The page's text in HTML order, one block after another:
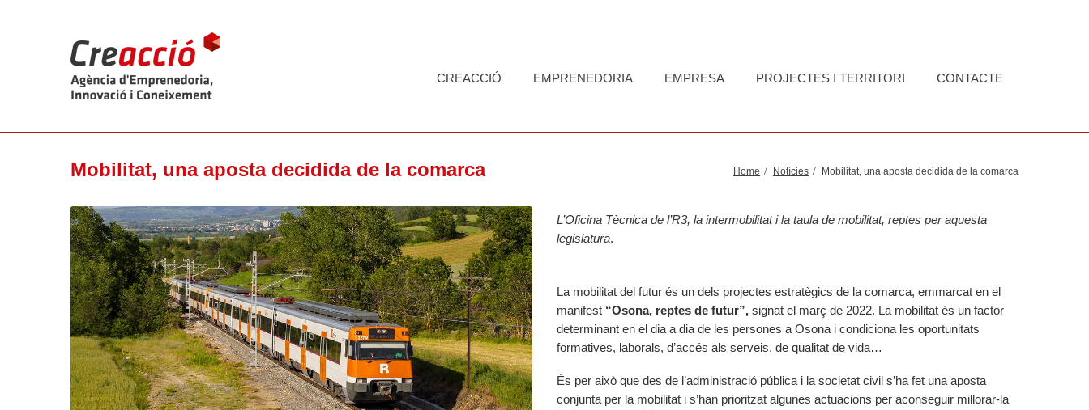
CREACCIÓ EMPRENEDORIA EMPRESA PROJECTES I TERRITORI CONTACTE
Mobilitat, una aposta decidida de la comarca Home Notícies Mobilitat, una aposta decidida de la comarca
L’Oficina Tècnica de l’R3, la intermobilitat i la taula de mobilitat, reptes per aquesta
legislatura.
La mobilitat del futur és un dels projectes estratègics de la comarca, emmarcat en el
manifest “Osona, reptes de futur”, signat el març de 2022. La mobilitat és un factor
determinant en el dia a dia de les persones a Osona i condiciona les oportunitats
formatives, laborals, d’accés als serveis, de qualitat de vida…
És per això que des de l’administració pública i la societat civil s’ha fet una aposta
conjunta per la mobilitat i s’han prioritzat algunes actuacions per aconseguir millorar-la